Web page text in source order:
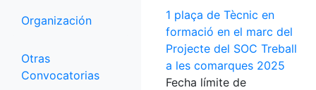
Organización
Otras
Convocatorias
1 plaça de Tècnic en
formació en el marc del
Projecte del SOC Treball
a les comarques 2025
Fecha límite de